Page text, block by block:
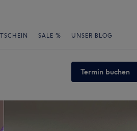
SALE % UNSER BLOG
Termin buchen